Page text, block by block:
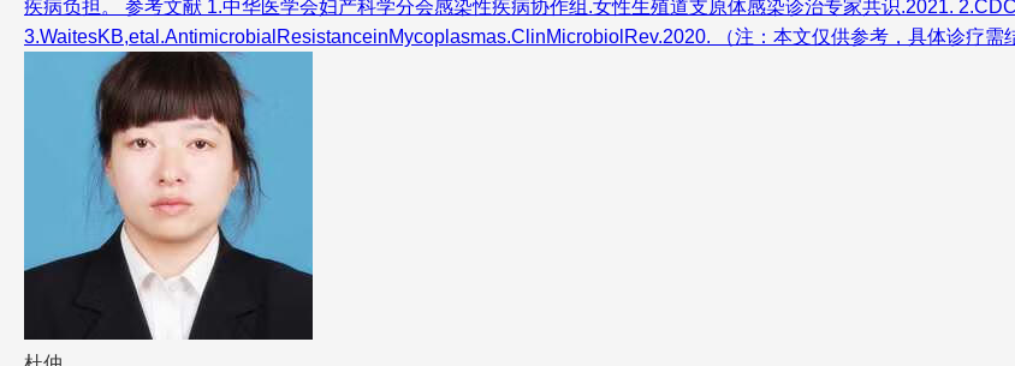
疾病负担。 参考文献 1.中华医学会妇产科学分会感染性疾病协作组.女性生殖道支原体感染诊治专家共识.2021.
3.WaitesKB,etal.AntimicrobialResistanceinMycoplasmas.ClinMicrobiolRev.2020. （注：本文仅供参考，具体诊疗需